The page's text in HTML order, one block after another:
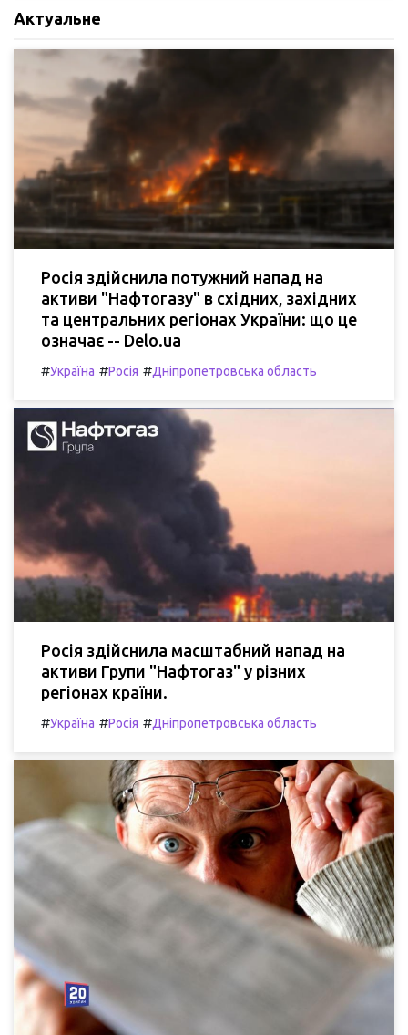
Актуальне
Росія здійснила потужний напад на
активи "Нафтогазу" в східних, західних
та центральних регіонах України: що це
означає -- Delo.ua
#Україна #Росія #Дніпропетровська область
Росія здійснила масштабний напад на
активи Групи "Нафтогаз" у різних
регіонах країни.
#Україна #Росія #Дніпропетровська область